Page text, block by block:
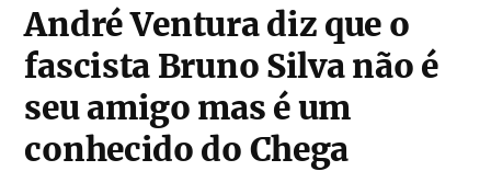
André Ventura diz que o
fascista Bruno Silva não é
seu amigo mas é um
conhecido do Chega